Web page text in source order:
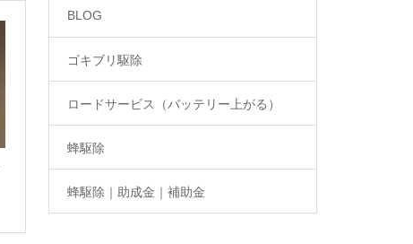
BLOG
ゴキブリ駆除
ロードサービス（バッテリー上がる）
蜂駆除
蜂駆除｜助成金｜補助金